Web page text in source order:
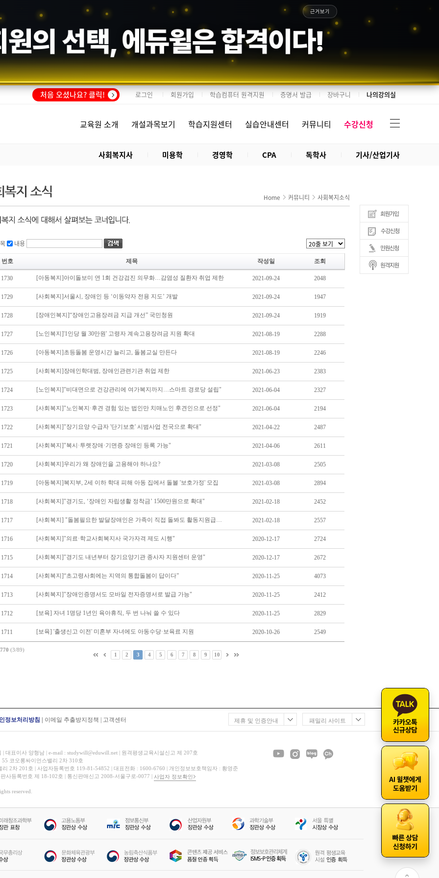
원의 선택,에듀윌은 합격이다!
근거보기
처음 오셨나요? 클릭! 로그인 회원가입 학습컴퓨터 원격지원 증명서 발급 장바구니 나의강의실
교육원 소개 개설과목보기 학습지원센터 실습안내센터 커뮤니티 수강신청
사회복지사 미용학 경영학 CPA 독학사 기사/산업기사
Home 커뮤니티 사회복지소식
내용
번호 제목 작성일 조회
1730 [아동복지]아이돌보미 연 1회 건강검진 의무화…감염성 질환자 취업 제한 2021-09-24 2048
1729 [사회복지]서울시, 장애인 등 ‘이동약자 전용 지도’ 개발 2021-09-24 1947
1728 [장애인복지]“장애인고용장려금 지급 개선” 국민청원 2021-09-24 1919
1727 [노인복지]'1인당 월 30만원' 고령자 계속고용장려금 지원 확대 2021-08-19 2288
1726 [아동복지]초등돌봄 운영시간 늘리고, 돌봄교실 만든다 2021-08-19 2246
1725 [사회복지]장애인학대범, 장애인관련기관 취업 제한 2021-06-23 2383
1724 [노인복지]"비대면으로 건강관리에 여가복지까지…스마트 경로당 설립" 2021-06-04 2327
1723 [사회복지]"노인복지·후견 경험 있는 법인만 치매노인 후견인으로 선정" 2021-06-04 2194
1722 [사회복지]"장기요양 수급자 '단기보호' 시범사업 전국으로 확대" 2021-04-22 2487
1721 [사회복지]"복시·투렛장애·기면증 장애인 등록 가능" 2021-04-06 2611
1720 [사회복지]우리가 왜 장애인을 고용해야 하나요? 2021-03-08 2505
1719 [아동복지]복지부, 2세 이하 학대 피해 아동 집에서 돌볼 '보호가정' 모집 2021-03-08 2894
1718 [사회복지]"경기도, ‘장애인 자립생활 정착금’ 1500만원으로 확대" 2021-02-18 2452
1717 [사회복지] "돌봄필요한 발달장애인은 가족이 직접 돌봐도 활동지원급여 지급" 2021-02-18 2557
1716 [사회복지]"의료·학교사회복지사 국가자격 제도 시행" 2020-12-17 2724
1715 [사회복지]"경기도 내년부터 장기요양기관 종사자 지원센터 운영" 2020-12-17 2672
1714 [사회복지]“초고령사회에는 지역의 통합돌봄이 답이다” 2020-11-25 4073
1713 [사회복지]"장애인증명서도 모바일 전자증명서로 발급 가능" 2020-11-25 2412
1712 [보육] 자녀 1명당 1년인 육아휴직, 두 번 나눠 쓸 수 있다 2020-11-25 2829
1711 [보육] '출생신고 이전' 미혼부 자녀에도 아동수당·보육료 지원 2020-10-26 2549
(3/89)
1
2 3 4 5 6 7 8 9 10
정보처리방침 이메일 추출방지정책 고객센터
대표이사 양형남 | e-mail : studywill@eduwill.net | 원격평생교육시설신고 제 207호
코오롱싸이언스밸리 2차 310호
2차 201호 | 사업자등록번호 119-81-54852 | 대표전화 : 1600-6760 | 개인정보보호책임자 : 황영준
사등록번호 제 18-102호 | 통신판매신고 2008-서울구로-0077 | 사업자 정보확인
reserved.
패밀리 사이트
제휴 및 인증안내